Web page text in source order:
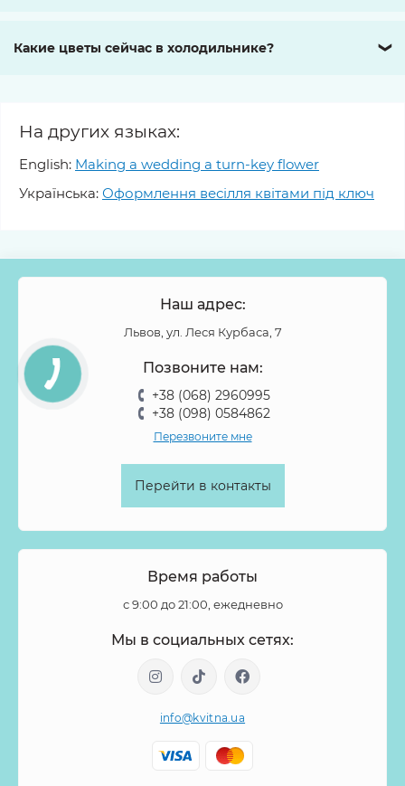
Какие цветы сейчас в холодильнике? ❯
На других языках:
English: Making a wedding a turn-key flower
Українська: Оформлення весілля квітами під ключ
Наш адрес:
Львов, ул. Леся Курбаса, 7
Позвоните нам:
+38 (068) 2960995
+38 (098) 0584862
Перезвоните мне
Перейти в контакты
Время работы
с 9:00 до 21:00, ежедневно
Мы в социальных сетях:
info@kvitna.ua